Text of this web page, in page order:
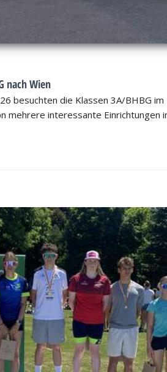
nach Wien
besuchten die Klassen 3A/BHBG im
mehrere interessante Einrichtungen